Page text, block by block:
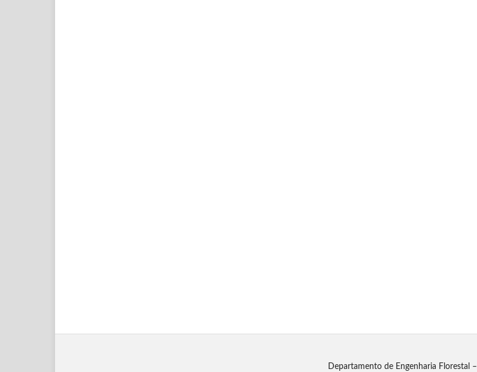
Departamento de Engenharia Florestal –